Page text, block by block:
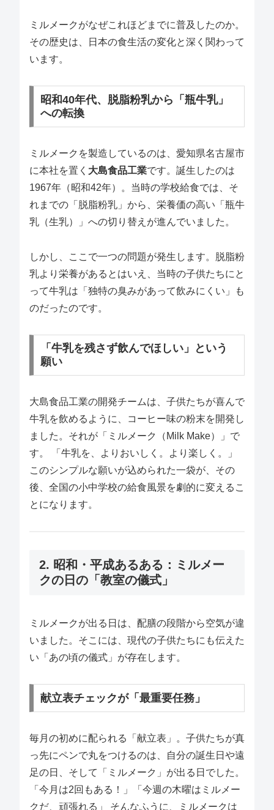
ミルメークがなぜこれほどまでに普及したのか。
その歴史は、日本の食生活の変化と深く関わって
います。
昭和40年代、脱脂粉乳から「瓶牛乳」
への転換
ミルメークを製造しているのは、愛知県名古屋市
に本社を置く 大島食品工業です。誕生したのは
1967年（昭和42年）。当時の学校給食では、そ
れまでの「脱脂粉乳」から、栄養価の高い「瓶牛
乳（生乳）」への切り替えが進んでいました。
しかし、ここで一つの問題が発生します。脱脂粉
乳より栄養があるとはいえ、当時の子供たちにと
って牛乳は「独特の臭みがあって飲みにくい」も
のだったのです。
「牛乳を残さず飲んでほしい」という
願い
大島食品工業の開発チームは、子供たちが喜んで
牛乳を飲めるように、コーヒー味の粉末を開発し
ました。それが「ミルメーク（Milk Make）」で
す。 「牛乳を、よりおいしく。より楽しく。」
このシンプルな願いが込められた一袋が、その
後、全国の小中学校の給食風景を劇的に変えるこ
とになります。
2. 昭和・平成あるある：ミルメー
クの日の「教室の儀式」
ミルメークが出る日は、配膳の段階から空気が違
いました。そこには、現代の子供たちにも伝えた
い「あの頃の儀式」が存在します。
献立表チェックが「最重要任務」
毎月の初めに配られる「献立表」。子供たちが真
っ先にペンで丸をつけるのは、自分の誕生日や遠
足の日、そして「ミルメーク」が出る日でした。
「今月は2回もある！」「今週の木曜はミルメー
クだ、頑張れる」 そんなふうに、ミルメークは